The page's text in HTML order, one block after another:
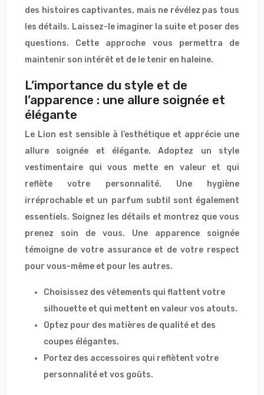
des histoires captivantes, mais ne révélez pas tous
les détails. Laissez-le imaginer la suite et poser des
questions. Cette approche vous permettra de
maintenir son intérêt et de le tenir en haleine.
L’importance du style et de
l’apparence : une allure soignée et
élégante
Le Lion est sensible à l’esthétique et apprécie une
allure soignée et élégante. Adoptez un style
vestimentaire qui vous mette en valeur et qui
reflète votre personnalité. Une hygiène
irréprochable et un parfum subtil sont également
essentiels. Soignez les détails et montrez que vous
prenez soin de vous. Une apparence soignée
témoigne de votre assurance et de votre respect
pour vous-même et pour les autres.
Choisissez des vêtements qui flattent votre
silhouette et qui mettent en valeur vos atouts.
Optez pour des matières de qualité et des
coupes élégantes.
Portez des accessoires qui reflètent votre
personnalité et vos goûts.